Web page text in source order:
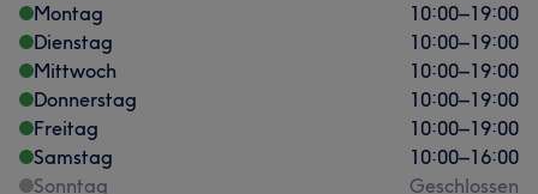
Montag
10:00–19:00
Dienstag
10:00–19:00
Mittwoch
10:00–19:00
Donnerstag
10:00–19:00
Freitag
10:00–19:00
Samstag
10:00–16:00
Sonntag
Geschlossen